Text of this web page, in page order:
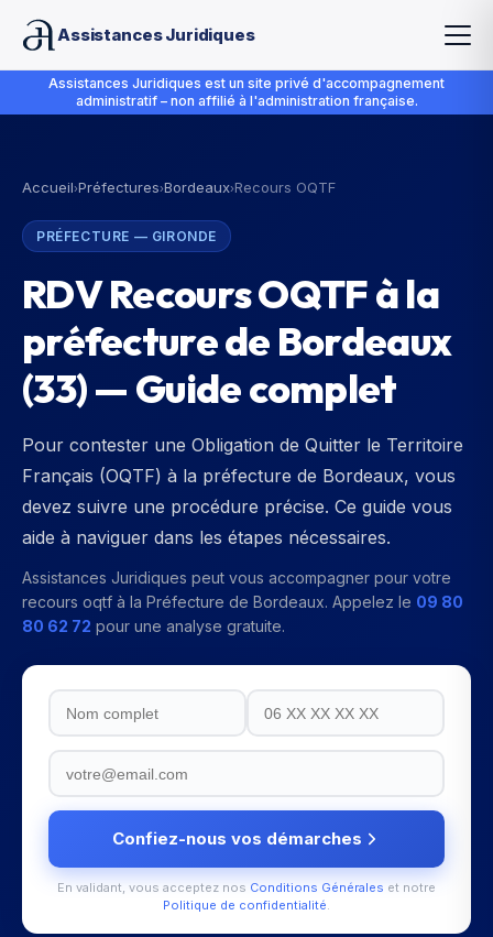
Assistances Juridiques
Assistances Juridiques est un site privé d'accompagnement
administratif – non affilié à l'administration française.
Accueil›Préfectures›Bordeaux›Recours OQTF
PRÉFECTURE — GIRONDE
RDV Recours OQTF à la
préfecture de Bordeaux
(33) — Guide complet
Pour contester une Obligation de Quitter le Territoire
Français (OQTF) à la préfecture de Bordeaux, vous
devez suivre une procédure précise. Ce guide vous
aide à naviguer dans les étapes nécessaires.
Assistances Juridiques peut vous accompagner pour votre
recours oqtf à la Préfecture de Bordeaux. Appelez le 09 80
80 62 72 pour une analyse gratuite.
Confiez-nous vos démarches
En validant, vous acceptez nos Conditions Générales et notre
Politique de confidentialité.